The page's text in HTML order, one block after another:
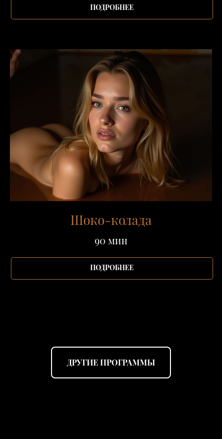
ПОДРОБНЕЕ
Шоко-колада
90 мин
ПОДРОБНЕЕ
ДРУГИЕ ПРОГРАММЫ